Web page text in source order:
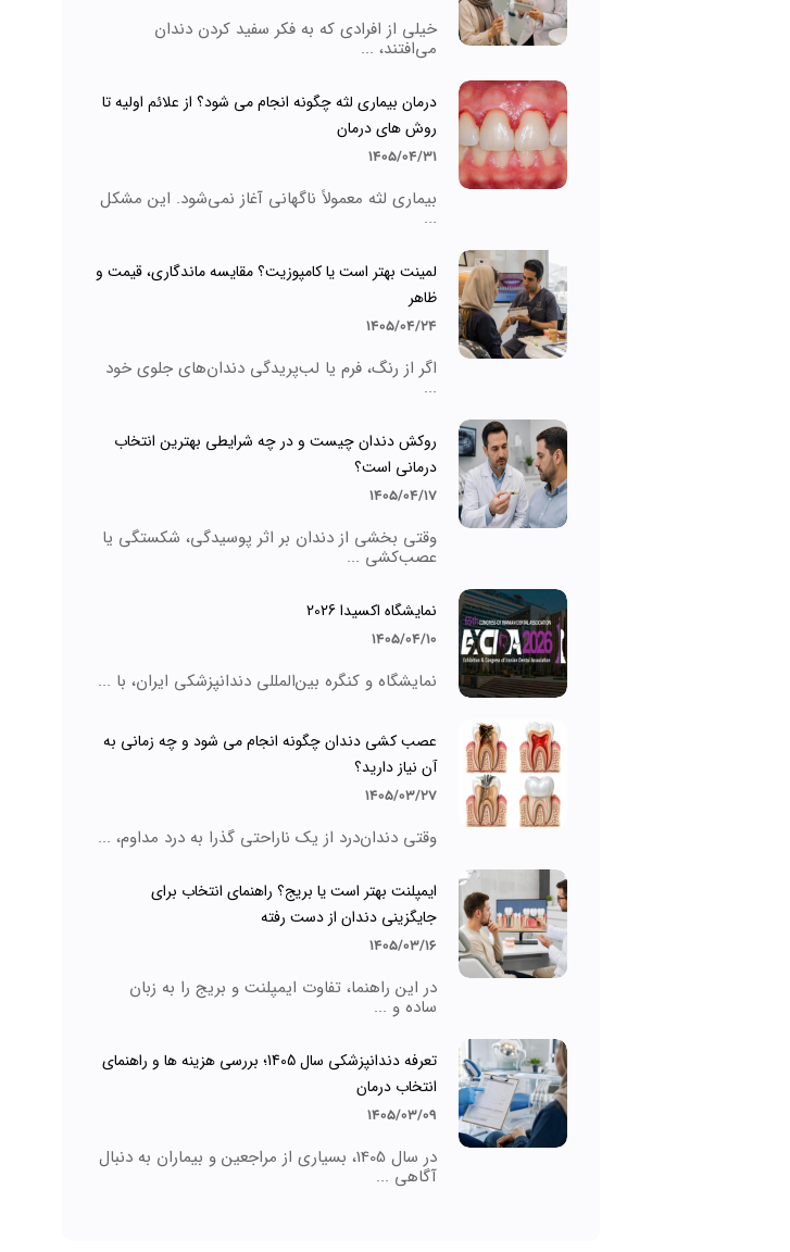
خیلی از افرادی که به فکر سفید کردن دندان
می‌افتند، ...
درمان بیماری لثه چگونه انجام می شود؟ از علائم اولیه تا
روش های درمان
1405/04/31
بیماری لثه معمولاً ناگهانی آغاز نمی‌شود. این مشکل
...
لمینت بهتر است یا کامپوزیت؟ مقایسه ماندگاری، قیمت و
ظاهر
1405/04/24
اگر از رنگ، فرم یا لب‌پریدگی دندان‌های جلوی خود
...
روکش دندان چیست و در چه شرایطی بهترین انتخاب
درمانی است؟
1405/04/17
وقتی بخشی از دندان بر اثر پوسیدگی، شکستگی یا
عصب‌کشی ...
نمایشگاه اکسیدا 2026
1405/04/10
نمایشگاه و کنگره بین‌المللی دندانپزشکی ایران، با ...
عصب کشی دندان چگونه انجام می شود و چه زمانی به
آن نیاز دارید؟
1405/03/27
وقتی دندان‌درد از یک ناراحتی گذرا به درد مداوم، ...
ایمپلنت بهتر است یا بریج؟ راهنمای انتخاب برای
جایگزینی دندان از دست رفته
1405/03/16
در این راهنما، تفاوت ایمپلنت و بریج را به زبان
ساده و ...
تعرفه دندانپزشکی سال 1405؛ بررسی هزینه ها و راهنمای
انتخاب درمان
1405/03/09
در سال 1405، بسیاری از مراجعین و بیماران به دنبال
آگاهی ...